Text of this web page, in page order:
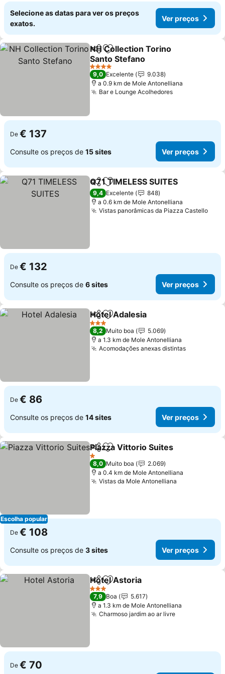
Selecione as datas para ver os preços
exatos.
Ver preços
PartilharAdicionar aos favoritos
NH Collection Torino
Santo Stefano
Ver preços
4 Estrelas
9,0 Excelente
9.038
a 0.9 km de Mole Antonelliana
Bar e Lounge AcolhedoresVer preços
De € 137
Consulte os preços de 15 sites Ver preços
PartilharAdicionar aos favoritos
Q71 TIMELESS SUITES
9,4 Excelente
848
a 0.6 km de Mole Antonelliana
Vistas panorâmicas da Piazza CastelloVer
De € 132
Consulte os preços de 6 sites Ver preços
PartilharAdicionar aos favoritos
Hotel Adalesia
3 Estrelas
8,2 Muito boa
5.069
a 1.3 km de Mole Antonelliana
Acomodações anexas distintasVer
De € 86
Consulte os preços de 14 sites Ver preços
Escolha popular
PartilharAdicionar aos favoritos
Piazza Vittorio Suites
1 Estrelas
8,0 Muito boa
2.069
a 0.4 km de Mole Antonelliana
Vistas da Mole Antonelliana
De € 108
Consulte os preços de 3 sites Ver preços
PartilharAdicionar aos favoritos
Hotel Astoria
3 Estrelas
7,9 Boa
5.617
a 1.3 km de Mole Antonelliana
Charmoso jardim ao ar livreVer preços
De € 70